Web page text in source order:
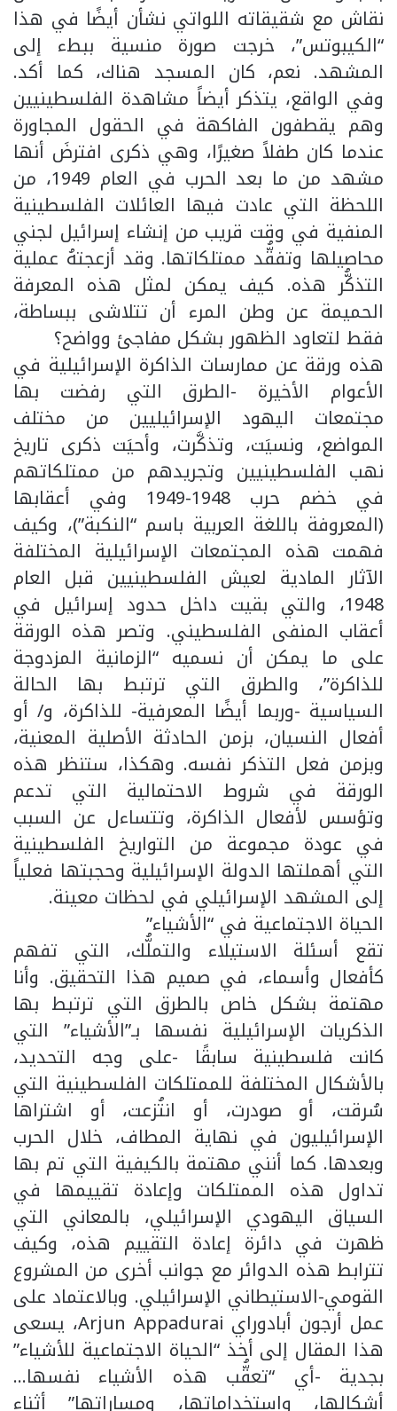
نقاش مع شقيقاته اللواتي نشأن أيضًا في هذا
“الكيبوتس”، خرجت صورة منسية ببطء إلى
المشهد. نعم، كان المسجد هناك، كما أكد.
وفي الواقع، يتذكر أيضاً مشاهدة الفلسطينيين
وهم يقطفون الفاكهة في الحقول المجاورة
عندما كان طفلاً صغيرًا، وهي ذكرى افترضَ أنها
مشهد من ما بعد الحرب في العام 1949، من
اللحظة التي عادت فيها العائلات الفلسطينية
المنفية في وقت قريب من إنشاء إسرائيل لجني
محاصيلها وتفقُّد ممتلكاتها. وقد أزعجتهُ عملية
التذكُّر هذه. كيف يمكن لمثل هذه المعرفة
الحميمة عن وطن المرء أن تتلاشى ببساطة،
فقط لتعاود الظهور بشكل مفاجئ وواضح؟
هذه ورقة عن ممارسات الذاكرة الإسرائيلية في
الأعوام الأخيرة -الطرق التي رفضت بها
مجتمعات اليهود الإسرائيليين من مختلف
المواضع، ونسيَت، وتذكَّرت، وأحيَت ذكرى تاريخ
نهب الفلسطينيين وتجريدهم من ممتلكاتهم
في خضم حرب 1948-1949 وفي أعقابها
(المعروفة باللغة العربية باسم “النكبة”)، وكيف
فهمت هذه المجتمعات الإسرائيلية المختلفة
الآثار المادية لعيش الفلسطينيين قبل العام
1948، والتي بقيت داخل حدود إسرائيل في
أعقاب المنفى الفلسطيني. وتصر هذه الورقة
على ما يمكن أن نسميه “الزمانية المزدوجة
للذاكرة”، والطرق التي ترتبط بها الحالة
السياسية -وربما أيضًا المعرفية- للذاكرة، و/ أو
أفعال النسيان، بزمن الحادثة الأصلية المعنية،
وبزمن فعل التذكر نفسه. وهكذا، ستنظر هذه
الورقة في شروط الاحتمالية التي تدعم
وتؤسس لأفعال الذاكرة، وتتساءل عن السبب
في عودة مجموعة من التواريخ الفلسطينية
التي أهملتها الدولة الإسرائيلية وحجبتها فعلياً
إلى المشهد الإسرائيلي في لحظات معينة.
الحياة الاجتماعية في “الأشياء”
تقع أسئلة الاستيلاء والتملُّك، التي تفهم
كأفعال وأسماء، في صميم هذا التحقيق. وأنا
مهتمة بشكل خاص بالطرق التي ترتبط بها
الذكريات الإسرائيلية نفسها بـ”الأشياء” التي
كانت فلسطينية سابقًا -على وجه التحديد،
بالأشكال المختلفة للممتلكات الفلسطينية التي
سُرقت، أو صودرت، أو انتُزعت، أو اشتراها
الإسرائيليون في نهاية المطاف، خلال الحرب
وبعدها. كما أنني مهتمة بالكيفية التي تم بها
تداول هذه الممتلكات وإعادة تقييمها في
السياق اليهودي الإسرائيلي، بالمعاني التي
ظهرت في دائرة إعادة التقييم هذه، وكيف
تترابط هذه الدوائر مع جوانب أخرى من المشروع
القومي-الاستيطاني الإسرائيلي. وبالاعتماد على
عمل أرجون أبادوراي Arjun Appadurai، يسعى
هذا المقال إلى أخذ “الحياة الاجتماعية للأشياء”
بجدية -أي “تعقُّب هذه الأشياء نفسها…
أشكالها، واستخداماتها، ومساراتها” أثناء